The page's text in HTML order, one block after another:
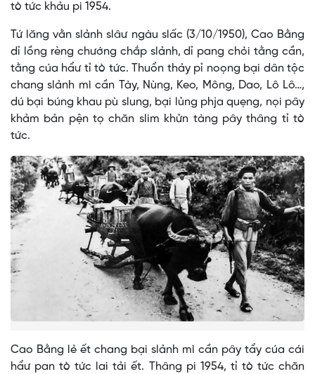
tò tức khảu pi 1954.
Tứ lăng vằn slảnh slâư ngàu slấc (3/10/1950), Cao Bằng
dỉ lồng rèng chướng chắp slảnh, dỉ pang chỏi tằng cần,
tằng cúa hẩư tỉ tò tức. Thuổn thảy pỉ noọng bại dân tộc
chang slảnh mì cần Tày, Nùng, Keo, Mông, Dao, Lô Lô…,
dú bại búng khau pù slung, bại lủng phja quẹng, nọi pây
khảm bản pện tọ chăn slim khửn tàng pây thâng tỉ tò
tức.
Cao Bằng lẻ ết chang bại slảnh mì cần pây tẩy cúa cái
hẩư pan tò tức lai tải ết. Thâng pi 1954, tỉ tò tức chăn